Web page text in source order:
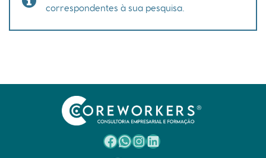
correspondentes à sua pesquisa.
Facebook
WhatsApp
Instagram
LinkedIn